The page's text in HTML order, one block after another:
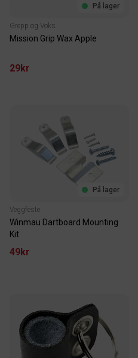
På lager
Grepp og Voks
Mission Grip Wax Apple
29kr
På lager
Veggfeste
Winmau Dartboard Mounting
Kit
49kr